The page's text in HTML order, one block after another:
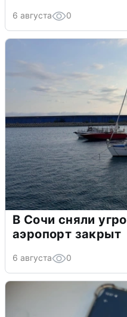
6 августа 0
В Сочи сняли
аэропорт закрыт
6 августа 0